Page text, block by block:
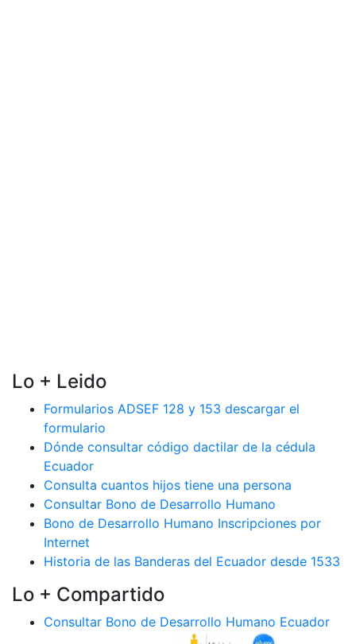
Lo + Leido
Formularios ADSEF 128 y 153 descargar el
formulario
Dónde consultar código dactilar de la cédula
Ecuador
Consulta cuantos hijos tiene una persona
Consultar Bono de Desarrollo Humano
Bono de Desarrollo Humano Inscripciones por
Internet
Historia de las Banderas del Ecuador desde 1533
Lo + Compartido
Consultar Bono de Desarrollo Humano Ecuador